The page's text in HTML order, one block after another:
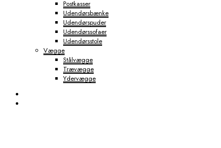
Postkasser
Udendørsbænke
Udendørspuder
Udendørssofaer
Udendørsstole
Vægge
Stålvægge
Trævægge
Ydervægge